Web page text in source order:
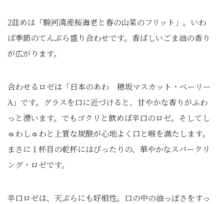
2皿めは「駿河湾産桜海老と春の山菜のフリット」。いわ
ば季節のてんぷら盛り合わせです。香ばしいごま油の香り
が広がります。
合わせるロゼは「日本のあわ 穂坂マスカット・ベーリー
A」です。グラスを口に近づけると、甘やかな香りがふわ
っと漂います。でもゴクリと飲めば辛口のロゼ。そしてし
ゅわしゅわと上質な炭酸が心地よく口と喉を満たします。
まさに１杯目の乾杯にはぴったりの、華やかなスパークリ
ング・ロゼです。
辛口ロゼは、天ぷらにも好相性。口の中の油っぽさをすっ